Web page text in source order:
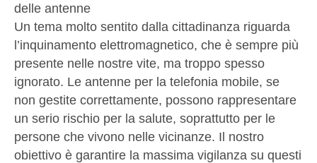
delle antenne
Un tema molto sentito dalla cittadinanza riguarda
l’inquinamento elettromagnetico, che è sempre più
presente nelle nostre vite, ma troppo spesso
ignorato. Le antenne per la telefonia mobile, se
non gestite correttamente, possono rappresentare
un serio rischio per la salute, soprattutto per le
persone che vivono nelle vicinanze. Il nostro
obiettivo è garantire la massima vigilanza su questi